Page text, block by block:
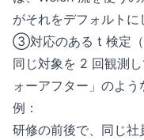
がそれをデフォルトに
③対応のある t 検定（
同じ対象を 2 回観測
ォーアフター」のよう
例：
研修の前後で、同じ